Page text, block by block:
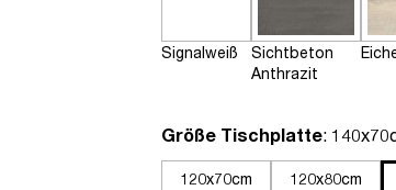
Signalweiß
Sichtbeton
Anthrazit
Größe Tischplatte:
120x70cm 120x80cm